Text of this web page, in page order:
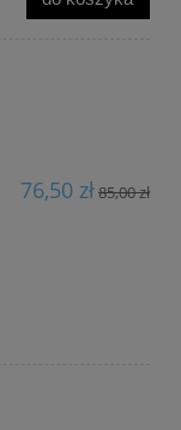
76,50 zł85,00 zł